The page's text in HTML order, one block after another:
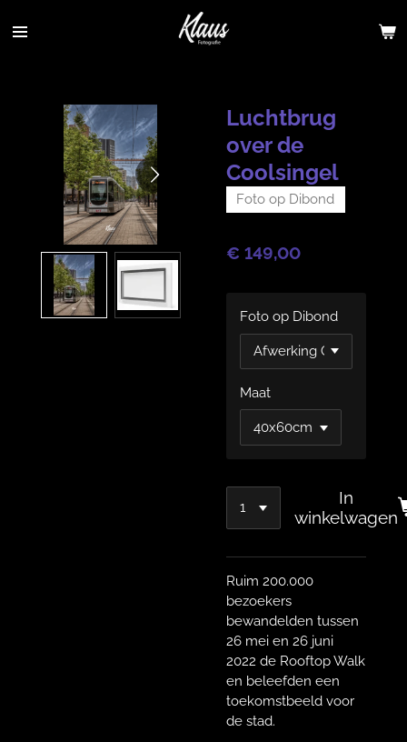
direct
Luchtbrug
over de
Coolsingel
Foto op Dibond
€ 149,00
Foto op Dibond
Maat
In
winkelwagen
Ruim 200.000
bezoekers
bewandelden tussen
26 mei en 26 juni
2022 de Rooftop Walk
en beleefden een
toekomstbeeld voor
de stad.